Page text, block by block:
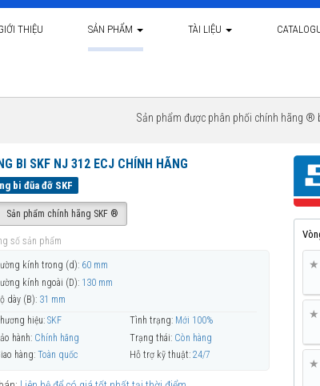
THIỆU SẢN PHẨM TÀI LIỆU
Sản phẩm được phân phối chính hãng ®
BI SKF NJ 312 ECJ CHÍNH HÃNG
bi đũa đỡ SKF
Sản phẩm chính hãng SKF ®
số sản phẩm
kính trong (d): 60 mm
kính ngoài (D): 130 mm
dày (B): 31 mm
hiệu: SKF Tình trạng: Mới 100%
hành: Chính hãng Trạng thái: Còn hàng
hàng: Toàn quốc Hỗ trợ kỹ thuật: 24/7
★
★
★